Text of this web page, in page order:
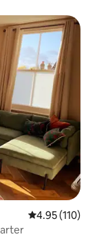
Calificación
4.95 (110)